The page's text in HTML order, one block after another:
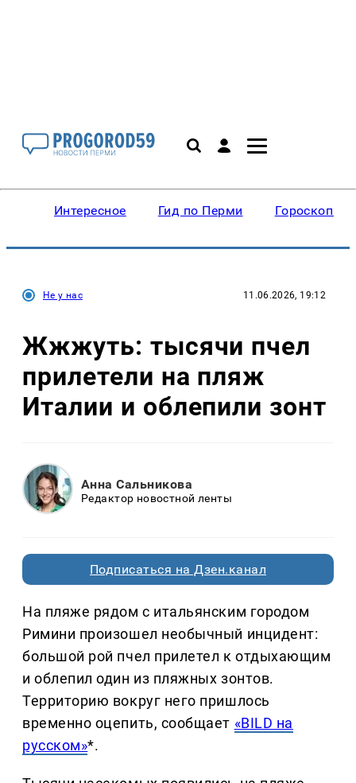
Интересное Гид по Перми Гороскопы
Не у нас 11.06.2026, 19:12
Жжжуть: тысячи пчел
прилетели на пляж
Италии и облепили зонт
Анна Сальникова
Редактор новостной ленты
Подписаться на Дзен.канал
На пляже рядом с итальянским городом
Римини произошел необычный инцидент:
большой рой пчел прилетел к отдыхающим
и облепил один из пляжных зонтов.
Территорию вокруг него пришлось
временно оцепить, сообщает «BILD на
русском»*.